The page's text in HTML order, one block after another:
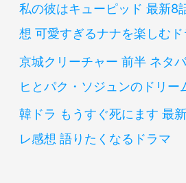
私の彼はキューピッド 最新8
想 可愛すぎるナナを楽しむド
京城クリーチャー 前半 ネタ
ヒとパク・ソジュンのドリー
韓ドラ もうすぐ死にます 最
レ感想 語りたくなるドラマ